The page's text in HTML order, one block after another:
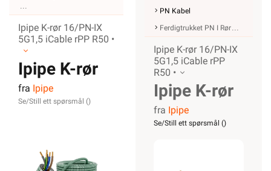
Ipipe K-rør 16/PN-IX
5G1,5 iCable rPP R50 •
Ipipe K-rør
16/PN-IX
rPP R50
fra Ipipe
Se/Still ett spørsmål ()
PN Kabel
Ferdigtrukket PN I Rør
Ipipe K-rør 16/PN-IX
5G1,5 iCable rPP
R50 •
Ipipe K-rør
16/PN-IX
fra Ipipe
Se/Still ett spørsmål ()